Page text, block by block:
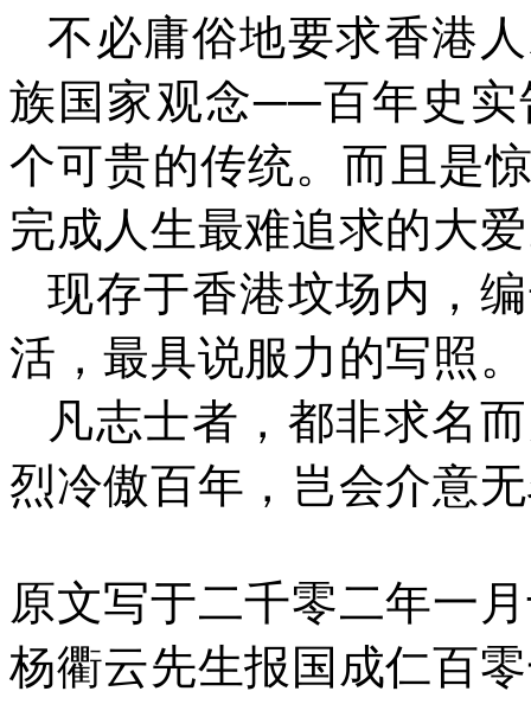
不必庸俗地要求香港
族国家观念──百年史实
个可贵的传统。而且是
完成人生最难追求的大
现存于香港坟场内，
活，最具说服力的写照。
凡志士者，都非求名
烈冷傲百年，岂会介意
原文写于二千零二年一
杨衢云先生报国成仁百